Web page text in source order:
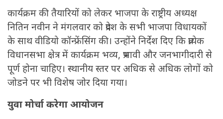
कार्यक्रम की तैयारियों को लेकर भाजपा के राष्ट्रीय अध्यक्ष
नितिन नवीन ने मंगलवार को प्रदेश के सभी भाजपा विधायकों
के साथ वीडियो कॉन्फ्रेंसिंग की। उन्होंने निर्देश दिए कि प्रत्येक
विधानसभा क्षेत्र में कार्यक्रम भव्य, प्रभावी और जनभागीदारी से
पूर्ण होना चाहिए। स्थानीय स्तर पर अधिक से अधिक लोगों को
जोडने पर भी विशेष जोर दिया गया।
युवा मोर्चा करेगा आयोजन